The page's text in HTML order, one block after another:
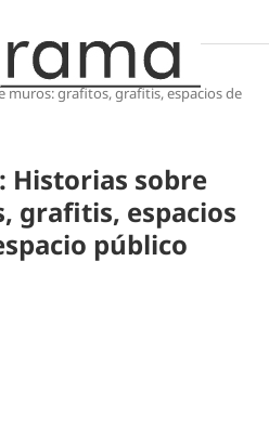
muros: grafitos, grafitis, espacios de
Historias sobre
grafitis, espacios
público